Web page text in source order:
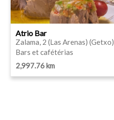
Atrio Bar
Zalama, 2 (Las Arenas) (Getxo)
Bars et cafétérias
2,997.76 km